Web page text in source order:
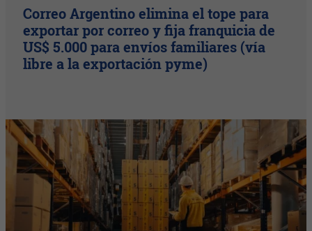
Correo Argentino elimina el tope para
exportar por correo y fija franquicia de
US$ 5.000 para envíos familiares (vía
libre a la exportación pyme)